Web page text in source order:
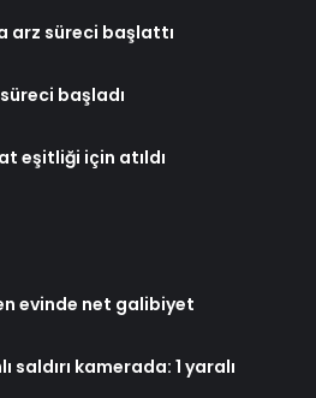
arz süreci başlattı
başladı
eşitliği için atıldı
evinde net galibiyet
saldırı kamerada: 1 yaralı